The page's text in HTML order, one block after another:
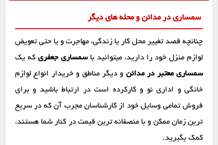
سمساری در مدائن و محله های دیگر
چنانچه قصد تغییر محل کار یا زندگی، مهاجرت و یا حتی تعویض
لوازم منزل خود را دارید، میتوانید باسمساری جعفری که یک
سمساری معتبر در مدائن و دیگر مناطق و خریدار انواع لوازم
خانگی و اداری نو و کارکرده است در ارتباط باشید و برای
فروش تمامی وسایل خود از کارشناسان مجرب آن که در سریع
ترین زمان ممکن و با منصفانه ترین قیمت در کنار شما هستند،
کمک بگیرید.